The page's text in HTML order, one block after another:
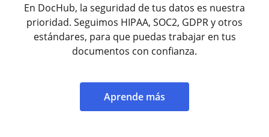
En DocHub, la seguridad de tus datos es nuestra
prioridad. Seguimos HIPAA, SOC2, GDPR y otros
estándares, para que puedas trabajar en tus
documentos con confianza.
Aprende más